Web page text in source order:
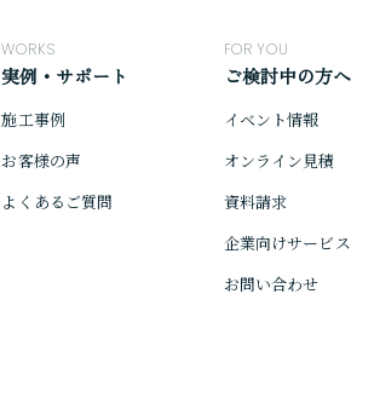
WORKS
実例・サポート
施工事例
お客様の声
よくあるご質問
FOR YOU
ご検討中の方へ
イベント情報
オンライン見積
資料請求
企業向けサービス
お問い合わせ